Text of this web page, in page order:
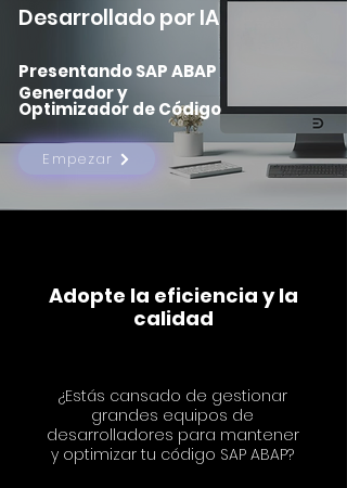
Desarrollado por IA
Presentando SAP ABAP
Generador y
Optimizador de Código
Empezar
Adopte la eficiencia y la
calidad
¿Estás cansado de gestionar
grandes equipos de
desarrolladores para mantener
y optimizar tu código SAP ABAP?